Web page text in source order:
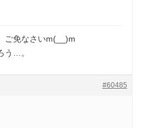
ご免なさいm(__)m
う…。
#60485